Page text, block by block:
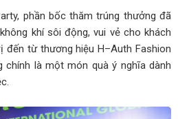
phần bốc thăm trúng thưởng đã
khí sôi động, vui vẻ cho khách
đến từ thương hiệu H–Auth Fashion
chính là một món quà ý nghĩa dành